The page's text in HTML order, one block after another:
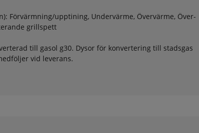
Förvärmning/upptining, Undervärme, Övervärme, Över-
grillspett
till gasol g30. Dysor för konvertering till stadsgas
vid leverans.